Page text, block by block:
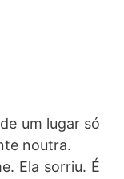
um lugar só
noutra.
Ela sorriu. É